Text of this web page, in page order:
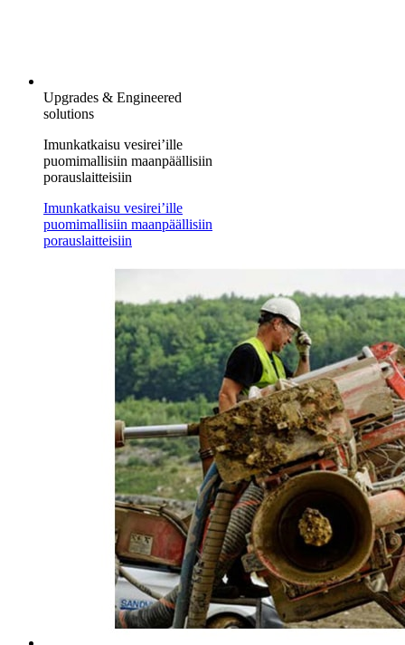
Upgrades & Engineered
solutions
Imunkatkaisu vesirei’ille
puomimallisiin maanpäällisiin
porauslaitteisiin
Imunkatkaisu vesirei’ille
puomimallisiin maanpäällisiin
porauslaitteisiin